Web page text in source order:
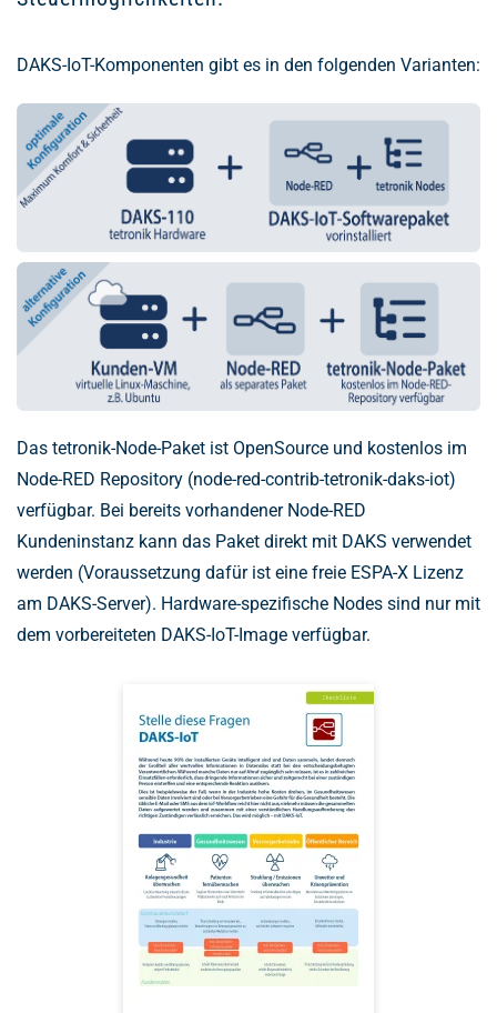
DAKS-IoT-Komponenten gibt es in den folgenden Varianten:
Das tetronik-Node-Paket ist OpenSource und kostenlos im
Node-RED Repository (node-red-contrib-tetronik-daks-iot)
verfügbar. Bei bereits vorhandener Node-RED
Kundeninstanz kann das Paket direkt mit DAKS verwendet
werden (Voraussetzung dafür ist eine freie ESPA-X Lizenz
am DAKS-Server). Hardware-spezifische Nodes sind nur mit
dem vorbereiteten DAKS-IoT-Image verfügbar.